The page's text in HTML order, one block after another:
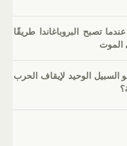
تصبح البروباغاندا طريقًا
الموت
الوحيد لإيقاف الحرب